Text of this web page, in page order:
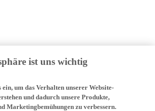
ist uns wichtig
um das Verhalten unserer Website-
und dadurch unsere Produkte,
Marketingbemühungen zu verbessern.